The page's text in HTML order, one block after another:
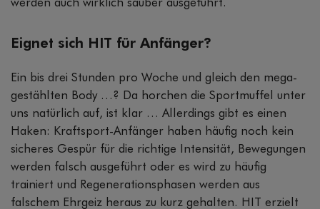
werden auch wirklich sauber ausgeführt.
Eignet sich HIT für Anfänger?
Ein bis drei Stunden pro Woche und gleich den mega-
gestählten Body …? Da horchen die Sportmuffel unter
uns natürlich auf, ist klar … Allerdings gibt es einen
Haken: Kraftsport-Anfänger haben häufig noch kein
sicheres Gespür für die richtige Intensität, Bewegungen
werden falsch ausgeführt oder es wird zu häufig
trainiert und Regenerationsphasen werden aus
falschem Ehrgeiz heraus zu kurz gehalten. HIT erzielt